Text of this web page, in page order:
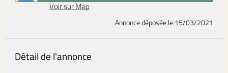
Voir sur Map
Annonce déposéele 15/03/2021
Détail de l'annonce